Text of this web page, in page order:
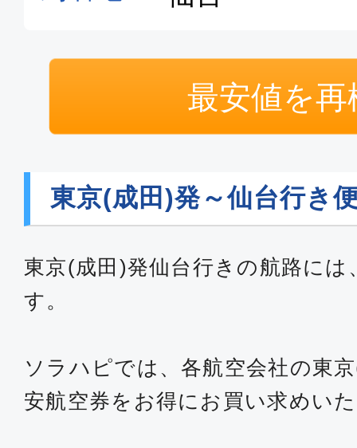
最安値を再
東京(成田)発～仙台行き
東京(成田)発仙台行きの航路に
す。
ソラハピでは、各航空会社の東
安航空券をお得にお買い求めい